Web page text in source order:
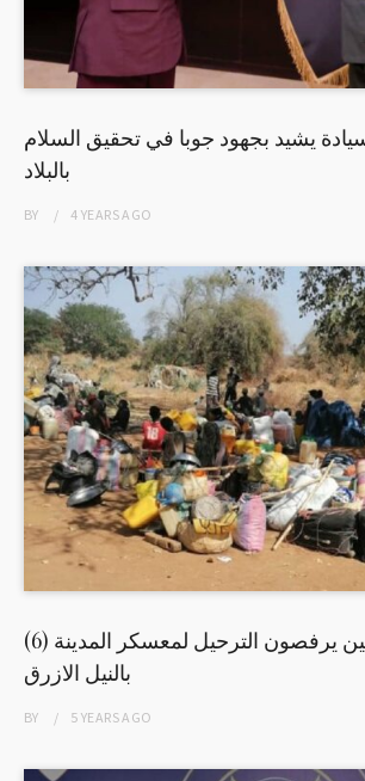
يشيد بجهود جوبا في تحقيق السلام
بالبلاد
BY 4 YEARSAGO
اللاجئين الاثيوبين يرفصون الترحيل لمعسكر المدينة (6)
بالنيل الازرق
BY 5 YEARSAGO